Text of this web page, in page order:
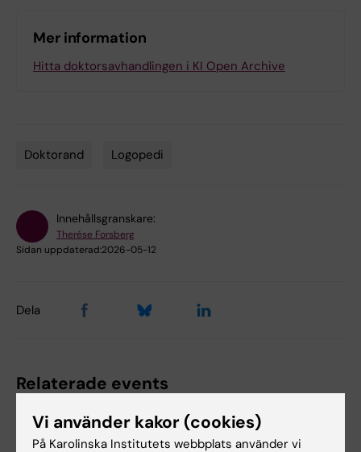
Mer information
Hitta doktorsavhandlingen i KI Open Archive
Doktorand Logopedi
Innehållsgranskare:
Therése Forsberg
Sidan uppdaterad:2026-05-12
Dela
Relaterade events
Vi använder kakor (cookies)
På Karolinska Institutets webbplats använder vi